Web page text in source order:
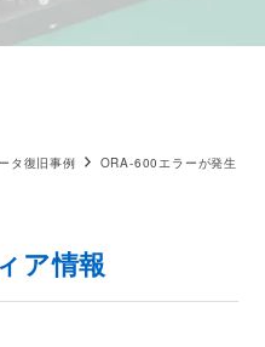
タ復旧事例
ORA-600エラーが発生
ア情報